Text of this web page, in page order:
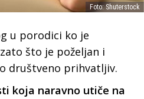
Foto: Shuterstock
u porodici ko je
što je poželjan i
društveno prihvatljiv.
koja naravno utiče na